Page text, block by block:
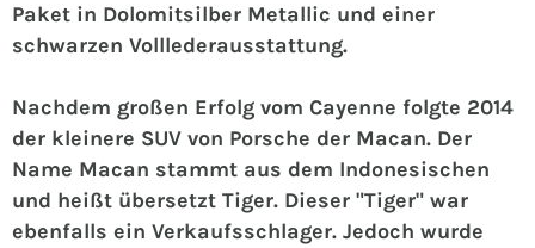
Paket in Dolomitsilber Metallic und einer
schwarzen Volllederausstattung.
Nachdem großen Erfolg vom Cayenne folgte 2014
der kleinere SUV von Porsche der Macan. Der
Name Macan stammt aus dem Indonesischen
und heißt übersetzt Tiger. Dieser "Tiger" war
ebenfalls ein Verkaufsschlager. Jedoch wurde